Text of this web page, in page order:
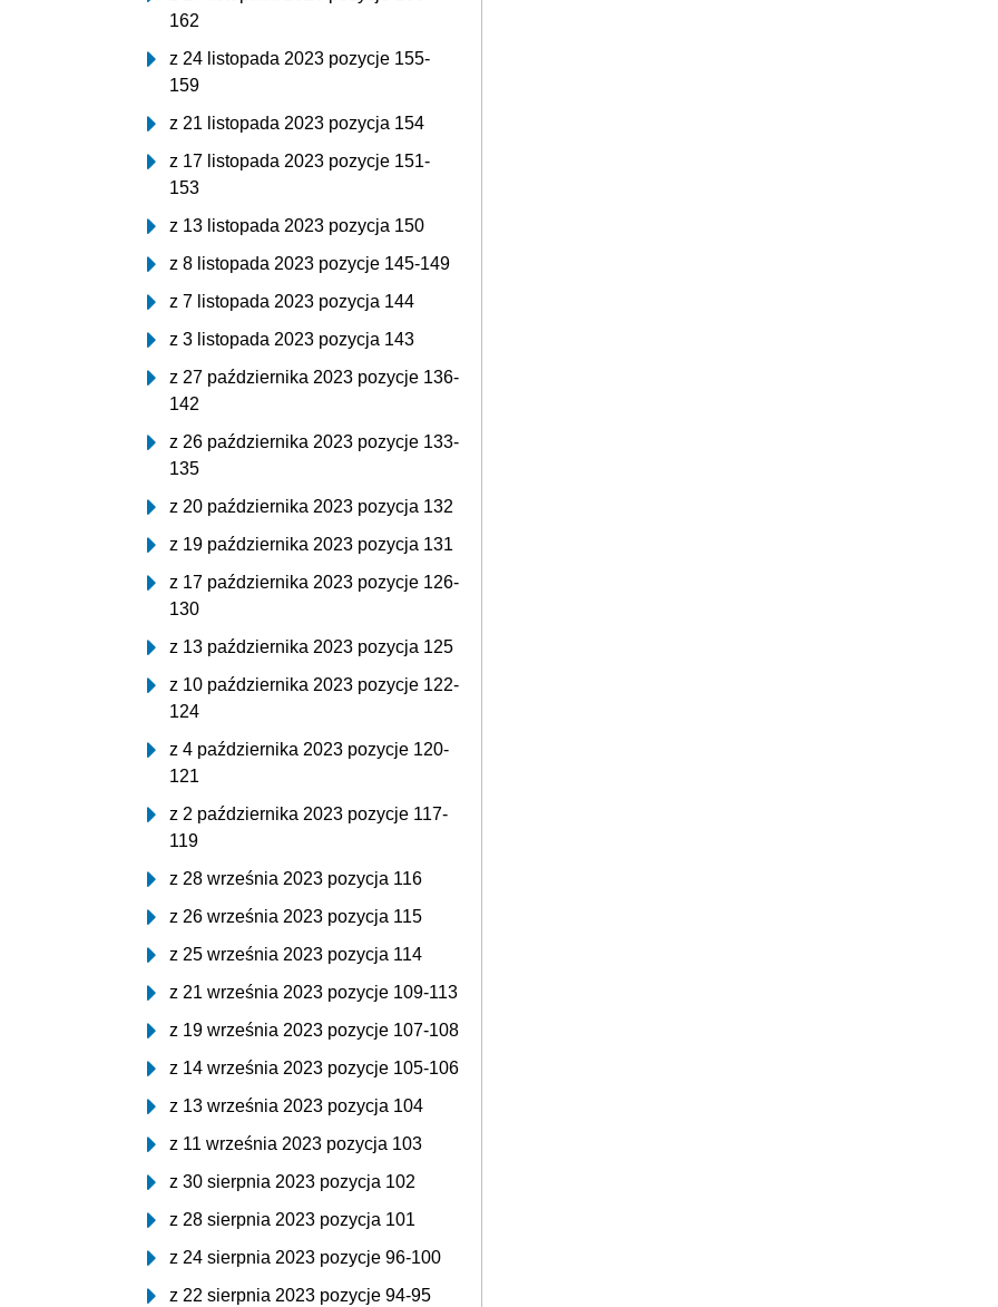
162
z 24 listopada 2023 pozycje 155-
159
z 21 listopada 2023 pozycja 154
z 17 listopada 2023 pozycje 151-
153
z 13 listopada 2023 pozycja 150
z 8 listopada 2023 pozycje 145-149
z 7 listopada 2023 pozycja 144
z 3 listopada 2023 pozycja 143
z 27 października 2023 pozycje 136-
142
z 26 października 2023 pozycje 133-
135
z 20 października 2023 pozycja 132
z 19 października 2023 pozycja 131
z 17 października 2023 pozycje 126-
130
z 13 października 2023 pozycja 125
z 10 października 2023 pozycje 122-
124
z 4 października 2023 pozycje 120-
121
z 2 października 2023 pozycje 117-
119
z 28 września 2023 pozycja 116
z 26 września 2023 pozycja 115
z 25 września 2023 pozycja 114
z 21 września 2023 pozycje 109-113
z 19 września 2023 pozycje 107-108
z 14 września 2023 pozycje 105-106
z 13 września 2023 pozycja 104
z 11 września 2023 pozycja 103
z 30 sierpnia 2023 pozycja 102
z 28 sierpnia 2023 pozycja 101
z 24 sierpnia 2023 pozycje 96-100
z 22 sierpnia 2023 pozycje 94-95